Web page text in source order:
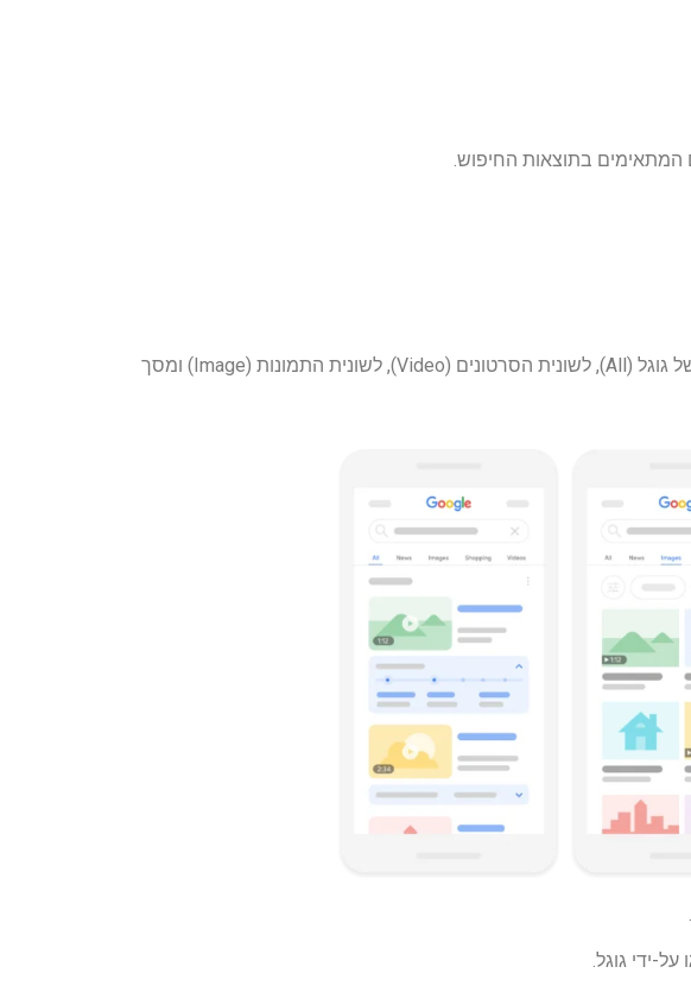
המתאימים בתוצאות החיפוש.
כפי שניתן לראות בתמונה הבאה, הסרטונים יכולים להופיע בעמוד התוצאות החיפוש של מנוע החיפוש של גוגל (All), לשונית הסרטונים (Video), לשונית התמונות (Image) ומסך
ידי גוגל.